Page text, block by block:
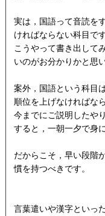
実は，国語って音読を
ければならない科目です
こうやって書き出して
いのがお分かりかと思
案外，国語という科目
順位を上げなければな
今までにご説明したや
すると，一朝一夕で身
だからこそ，早い段階
慣を持つべきです。
言葉遣いや漢字といっ